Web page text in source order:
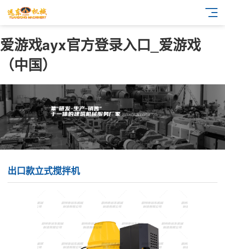
爱游戏ayx官方登录入口_爱游戏
（中国）
出口款立式搅拌机